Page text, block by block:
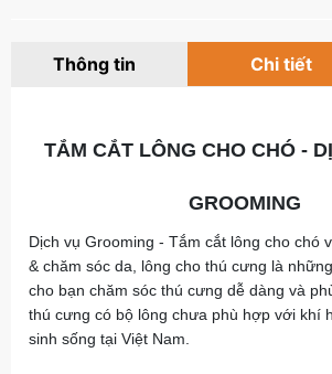
Thông tin Chi tiết
TẮM CẮT LÔNG CHO CHÓ -
GROOMING
Dịch vụ Grooming - Tắm cắt lông cho chó
& chăm sóc da, lông cho thú cưng là
cho bạn chăm sóc thú cưng dễ dàng và
thú cưng có bộ lông chưa phù hợp với khí
sinh sống tại Việt Nam.